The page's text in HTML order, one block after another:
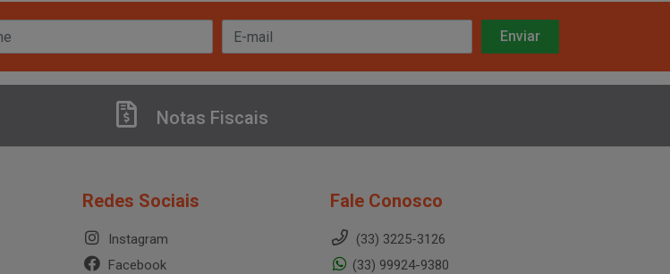
Notas Fiscais
Redes Sociais
Instagram
Facebook
Fale Conosco
(33) 3225-3126
(33) 99924-9380